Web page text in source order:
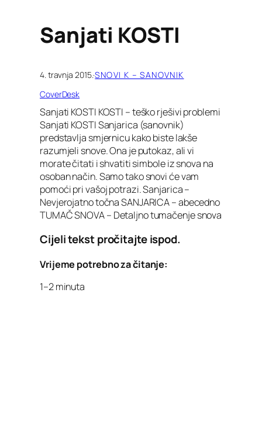
Sanjati KOSTI
4. travnja 2015.·SNOVI K – SANOVNIK
CoverDesk
Sanjati KOSTI KOSTI – teško rješivi problemi
Sanjati KOSTI Sanjarica (sanovnik)
predstavlja smjernicu kako biste lakše
razumjeli snove. Ona je putokaz, ali vi
morate čitati i shvatiti simbole iz snova na
osoban način. Samo tako snovi će vam
pomoći pri vašoj potrazi. Sanjarica –
Nevjerojatno točna SANJARICA – abecedno
TUMAČ SNOVA – Detaljno tumačenje snova
Cijeli tekst pročitajte ispod.
Vrijeme potrebno za čitanje:
1–2 minuta